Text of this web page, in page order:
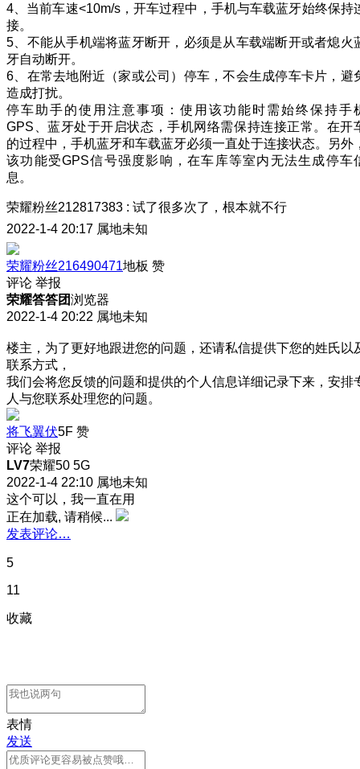
4、当前车速<10m/s，开车过程中，手机与车载蓝牙始终保持
接。
5、不能从手机端将蓝牙断开，必须是从车载端断开或者熄火
牙自动断开。
6、在常去地附近（家或公司）停车，不会生成停车卡片，避
造成打扰。
停车助手的使用注意事项：使用该功能时需始终保持手
GPS、蓝牙处于开启状态，手机网络需保持连接正常。在开
的过程中，手机蓝牙和车载蓝牙必须一直处于连接状态。另外
该功能受GPS信号强度影响，在车库等室内无法生成停车
息。
荣耀粉丝212817383 : 试了很多次了，根本就不行
2022-1-4 20:17 属地未知
荣耀粉丝216490471地板 赞
评论 举报
荣耀答答团浏览器
2022-1-4 20:22 属地未知
楼主，为了更好地跟进您的问题，还请私信提供下您的姓氏以
联系方式，
我们会将您反馈的问题和提供的个人信息详细记录下来，安排
人与您联系处理您的问题。
将飞翼伏5F 赞
评论 举报
LV7荣耀50 5G
2022-1-4 22:10 属地未知
这个可以，我一直在用
正在加载, 请稍候...
发表评论…
5
11
收藏
表情
发送